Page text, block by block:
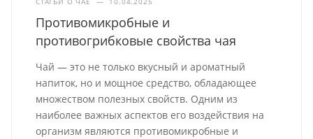
Противомикробные и
противогрибковые свойства чая
Чай — это не только вкусный и ароматный
напиток, но и мощное средство, обладающее
множеством полезных свойств. Одним из
наиболее важных аспектов его воздействия на
организм являются противомикробные и